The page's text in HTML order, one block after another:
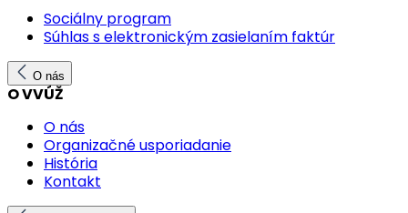
Sociálny program
Súhlas s elektronickým zasielaním faktúr
O nás
O VVÚŽ
O nás
Organizačné usporiadanie
História
Kontakt